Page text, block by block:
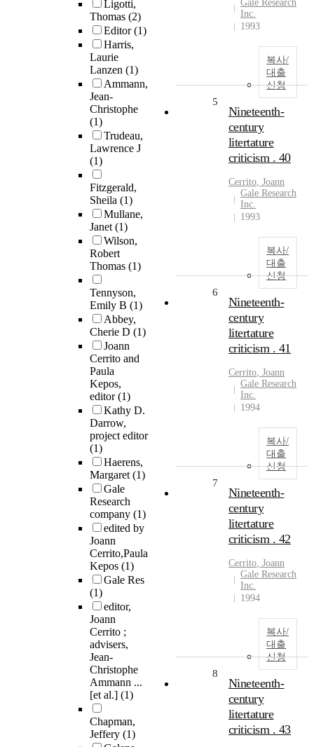
Ligotti,
Thomas (2)
Editor(1)
Harris,
Laurie
Lanzen (1)
Ammann,
Jean-
Christophe
(1)
Trudeau,
Lawrence J
(1)
Fitzgerald,
Sheila (1)
Mullane,
Janet(1)
Wilson,
Robert
Thomas (1)
Tennyson,
Emily B (1)
Abbey,
Cherie D (1)
Joann
Cerrito and
Paula
Kepos,
editor(1)
Kathy D.
Darrow,
project editor
(1)
Haerens,
Margaret(1)
Gale
Research
company (1)
edited by
Joann
Cerrito,Paula
Kepos (1)
Gale Res
(1)
editor,
Joann
Cerrito ;
advisers,
Jean-
Christophe
Ammann ...
[et al.] (1)
Chapman,
Jeffery (1)
Gale Research
Inc.
1993
복사/
대출
신청
5
Nineteenth-
century
litertature
criticism . 40
Cerrito, Joann
Gale Research
Inc.
1993
복사/
대출
신청
6
Nineteenth-
century
litertature
criticism . 41
Cerrito, Joann
Gale Research
Inc.
1994
복사/
대출
신청
7
Nineteenth-
century
litertature
criticism . 42
Cerrito, Joann
Gale Research
Inc.
1994
복사/
대출
신청
8
Nineteenth-
century
litertature
criticism . 43